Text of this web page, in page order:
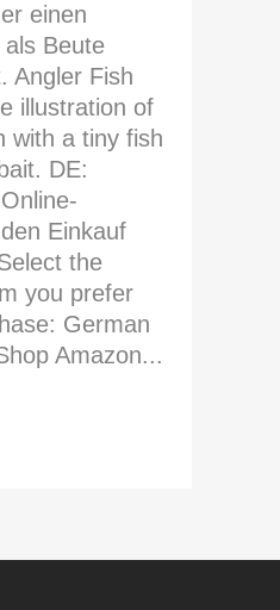
einen
als Beute
Angler Fish
illustration of
with a tiny fish
DE:
Einkauf
the
you prefer
German
Amazon...